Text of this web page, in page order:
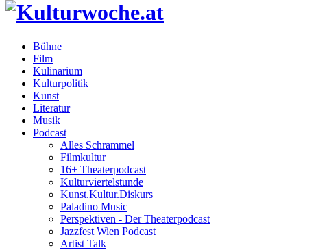
Bühne
Film
Kulinarium
Kulturpolitik
Kunst
Literatur
Musik
Podcast
Alles Schrammel
Filmkultur
16+ Theaterpodcast
Kulturviertelstunde
Kunst.Kultur.Diskurs
Paladino Music
Perspektiven - Der Theaterpodcast
Jazzfest Wien Podcast
Artist Talk